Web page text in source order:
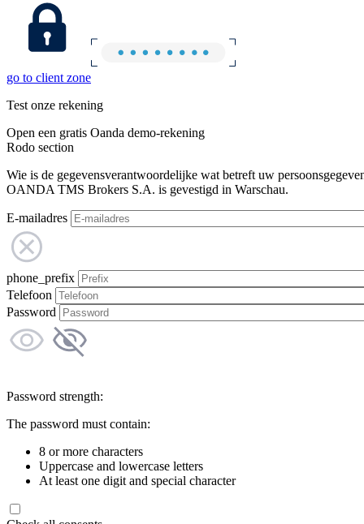
go to client zone
Test onze rekening
Open een gratis Oanda demo-rekening
Rodo section
Wie is de gegevensverantwoordelijke wat betreft uw
OANDA TMS Brokers S.A. is gevestigd in Warschau.
E-mailadres
phone_prefix
Telefoon
Password
Password strength:
The password must contain:
8 or more characters
Uppercase and lowercase letters
At least one digit and special character